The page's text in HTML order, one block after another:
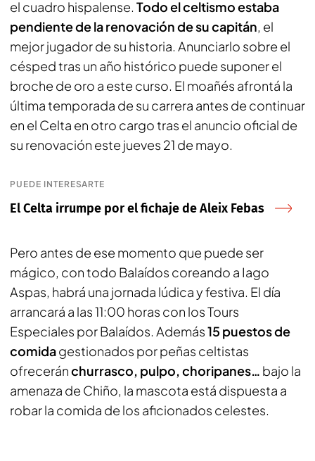
el cuadro hispalense. Todo el celtismo estaba
pendiente de la renovación de su capitán, el
mejor jugador de su historia. Anunciarlo sobre el
césped tras un año histórico puede suponer el
broche de oro a este curso. El moañés afrontá la
última temporada de su carrera antes de continuar
en el Celta en otro cargo tras el anuncio oficial de
su renovación este jueves 21 de mayo.
PUEDE INTERESARTE
El Celta irrumpe por el fichaje de Aleix Febas
Pero antes de ese momento que puede ser
mágico, con todo Balaídos coreando a Iago
Aspas, habrá una jornada lúdica y festiva. El día
arrancará a las 11:00 horas con los Tours
Especiales por Balaídos. Además15 puestos de
comidagestionados por peñas celtistas
ofreceránchurrasco, pulpo, choripanes… bajo la
amenaza de Chiño, la mascota está dispuesta a
robar la comida de los aficionados celestes.